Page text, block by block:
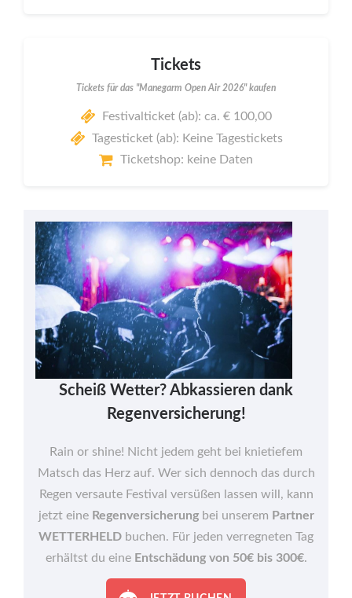
Tickets
Tickets für das "Manegarm Open Air 2026" kaufen
Festivalticket (ab): ca. € 100,00
Tagesticket (ab): Keine Tagestickets
Ticketshop: keine Daten
Scheiß Wetter? Abkassieren dank
Regenversicherung!
Rain or shine! Nicht jedem geht bei knietiefem
Matsch das Herz auf. Wer sich dennoch das durch
Regen versaute Festival versüßen lassen will, kann
jetzt eine Regenversicherungbei unserem Partner
WETTERHELD buchen. Für jeden verregneten Tag
erhältst du eine Entschädung von 50€ bis 300€.